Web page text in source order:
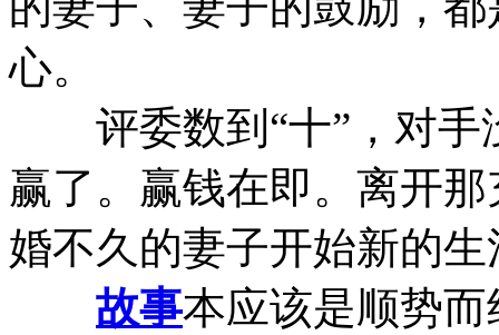
心。
评委数到“十”，对手
赢了。赢钱在即。离开
婚不久的妻子开始新的
故事本应该是顺势